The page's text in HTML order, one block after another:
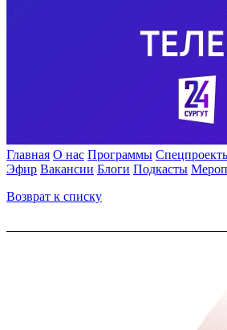
Главная О нас Программы
Эфир Вакансии Блоги Подкасты
Возврат к списку